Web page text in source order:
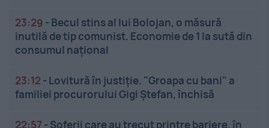
23:29 - Becul stins al lui Bolojan, o măsură
inutilă de tip comunist. Economie de 1 la sută din
consumul național
23:12 - Lovitură în justiție. "Groapa cu bani" a
familiei procurorului Gigi Ștefan, închisă
22:57 - Șoferii care au trecut printre bariere, în